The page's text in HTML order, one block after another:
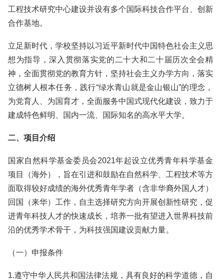
工程技术研究中心建设并设有多个国际科技合作平台、创新
合作基地。
立足新时代，学校坚持以习近平新时代中国特色社会主义思
想为指导，深入贯彻落实党的二十大和二十届历次全会精
神，全面贯彻党的教育方针，坚持社会主义办学方向，落实
立德树人根本任务，践行“绿水青山就是金山银山”的理念，
为党育人、为国育才，全面服务中国式现代化建设，致力于
建成特色鲜明、国内一流、国际知名的高水平大学。
二、项目介绍
国家自然科学基金委员会2021年起设立优秀青年科学基金
项目（海外），旨在引进和鼓励在自然科学、工程技术等方
面取得较好成绩的海外优秀青年学者（含非华裔外国人才）
回国（来华）工作，自主选择研究方向开展创新性研究，促
进青年科技人才的快速成长，培养一批有望进入世界科技前
沿的优秀学术骨干，为科技强国建设贡献力量。
（一）申报条件
1.遵守中华人民共和国法律法规，具有良好的科学道德，自